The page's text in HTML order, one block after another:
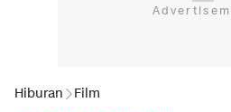
Hiburan Film